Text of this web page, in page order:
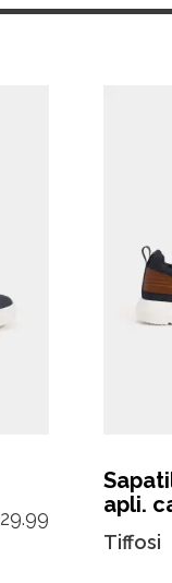
29.99
apli.
Tiffosi